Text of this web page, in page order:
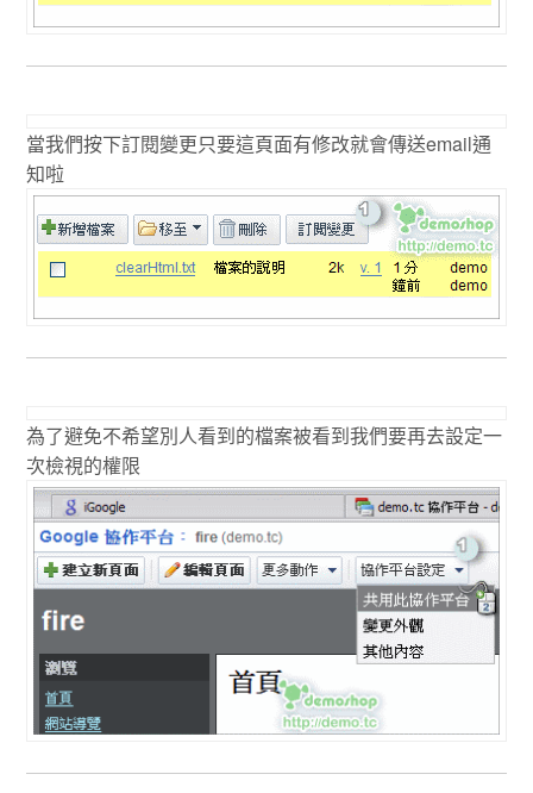
當我們按下訂閱變更只要這頁面有修改就會傳送email通
知啦
為了避免不希望別人看到的檔案被看到我們要再去設定一
次檢視的權限